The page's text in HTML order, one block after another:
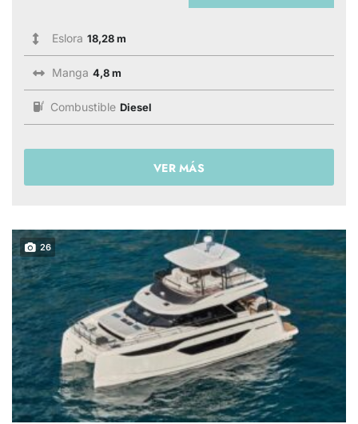
Eslora 18,28 m
Manga 4,8 m
Combustible Diesel
VER MÁS
26